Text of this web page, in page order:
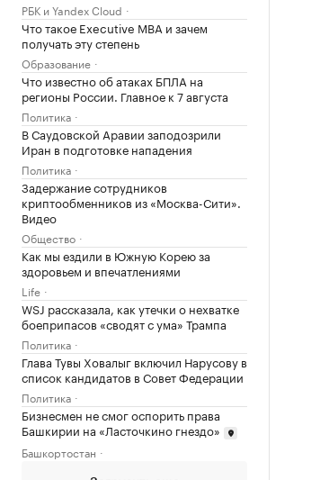
РБК и Yandex Cloud
Что такое Executive MBA и зачем
получать эту степень
Образование
Что известно об атаках БПЛА на
регионы России. Главное к 7 августа
Политика
В Саудовской Аравии заподозрили
Иран в подготовке нападения
Политика
Задержание сотрудников
криптообменников из «Москва-Сити».
Видео
Общество
Как мы ездили в Южную Корею за
здоровьем и впечатлениями
Life
WSJ рассказала, как утечки о нехватке
боеприпасов «сводят с ума» Трампа
Политика
Глава Тувы Ховалыг включил Нарусову в
список кандидатов в Совет Федерации
Политика
Бизнесмен не смог оспорить права
Башкирии на «Ласточкино гнездо»
Башкортостан